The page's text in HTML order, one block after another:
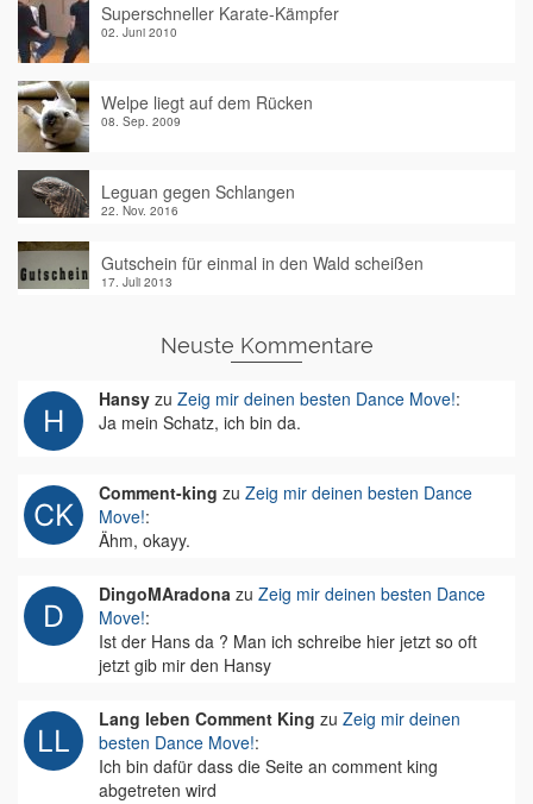
Superschneller Karate-Kämpfer
02. Juni 2010
Welpe liegt auf dem Rücken
08. Sep. 2009
Leguan gegen Schlangen
22. Nov. 2016
Gutschein für einmal in den Wald scheißen
17. Juli 2013
Neuste Kommentare
Hansy zu Zeig mir deinen besten Dance Move!:
Ja mein Schatz, ich bin da.
Comment-king zu Zeig mir deinen besten Dance
Move!:
Ähm, okayy.
DingoMAradona zu Zeig mir deinen besten Dance
Move!:
Ist der Hans da ? Man ich schreibe hier jetzt so oft
jetzt gib mir den Hansy
Lang leben Comment King zu Zeig mir deinen
besten Dance Move!:
Ich bin dafür dass die Seite an comment king
abgetreten wird